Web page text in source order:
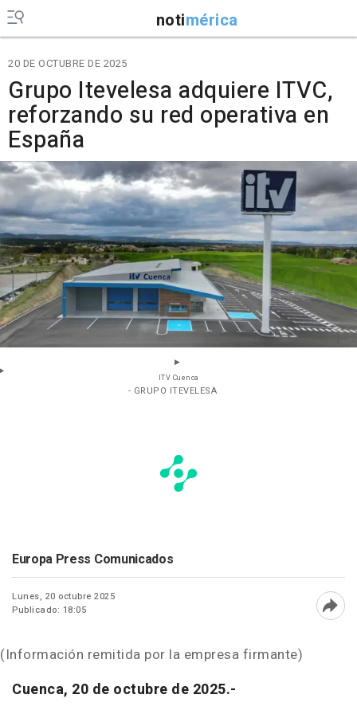
notimérica
20 DE OCTUBRE DE 2025
Grupo Itevelesa adquiere ITVC,
reforzando su red operativa en
España
ITV Cuenca
- GRUPO ITEVELESA
Europa Press Comunicados
Lunes, 20 octubre 2025
Publicado: 18:05
(Información remitida por la empresa firmante)
Cuenca, 20 de octubre de 2025.-